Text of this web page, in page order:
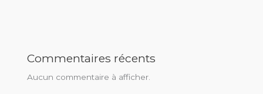
Commentaires récents
Aucun commentaire à afficher.